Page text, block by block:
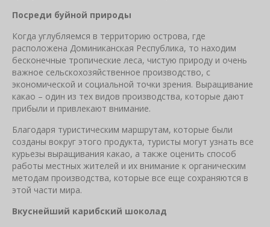
Посреди буйной природы
Когда углубляемся в территорию острова, где
расположена Доминиканская Республика, то находим
бесконечные тропические леса, чистую природу и очень
важное сельскохозяйственное производство, с
экономической и социальной точки зрения. Выращивание
какао – один из тех видов производства, которые дают
прибыли и привлекают внимание.
Благодаря туристическим маршрутам, которые были
созданы вокруг этого продукта, туристы могут узнать все
курьезы выращивания какао, а также оценить способ
работы местных жителей и их внимание к органическим
методам производства, которые все еще сохраняются в
этой части мира.
Вкуснейший карибский шоколад